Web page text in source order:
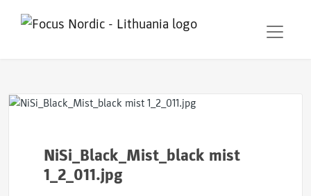
NiSi_Black_Mist_black mist
1_2_011.jpg